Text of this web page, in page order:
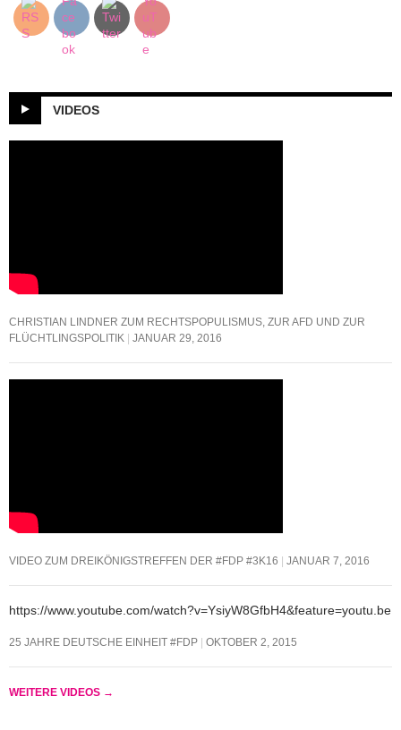
VIDEOS
CHRISTIAN LINDNER ZUM RECHTSPOPULISMUS, ZUR AFD UND ZUR
FLÜCHTLINGSPOLITIK
JANUAR 29, 2016
VIDEO ZUM DREIKÖNIGSTREFFEN DER #FDP #3K16 JANUAR 7, 2016
https://www.youtube.com/watch?v=YsiyW8GfbH4&feature=youtu.be
25 JAHRE DEUTSCHE EINHEIT #FDP OKTOBER 2, 2015
WEITERE VIDEOS →